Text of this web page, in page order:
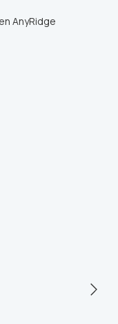
AnyRidge